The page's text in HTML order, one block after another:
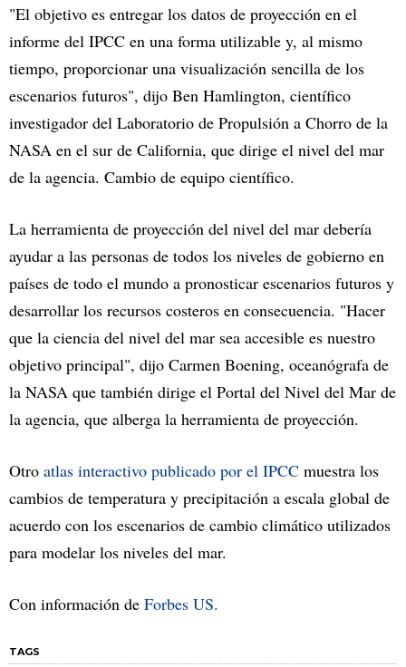
"El objetivo es entregar los datos de proyección en el
informe del IPCC en una forma utilizable y, al mismo
tiempo, proporcionar una visualización sencilla de los
escenarios futuros", dijo Ben Hamlington, científico
investigador del Laboratorio de Propulsión a Chorro de la
NASA en el sur de California, que dirige el nivel del mar
de la agencia. Cambio de equipo científico.
La herramienta de proyección del nivel del mar debería
ayudar a las personas de todos los niveles de gobierno en
países de todo el mundo a pronosticar escenarios futuros y
desarrollar los recursos costeros en consecuencia. "Hacer
que la ciencia del nivel del mar sea accesible es nuestro
objetivo principal", dijo Carmen Boening, oceanógrafa de
la NASA que también dirige el Portal del Nivel del Mar de
la agencia, que alberga la herramienta de proyección.
Otro atlas interactivo publicado por el IPCC muestra los
cambios de temperatura y precipitación a escala global de
acuerdo con los escenarios de cambio climático utilizados
para modelar los niveles del mar.
Con información de Forbes US.
TAGS